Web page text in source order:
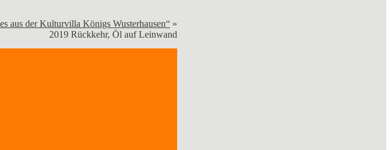
aus der Kulturvilla Königs Wusterhausen“ »
2019 Rückkehr, Öl auf Leinwand